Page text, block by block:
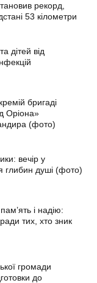
рекорд,
53 кілометри
дітей від
бригаді
Оріона»
(фото)
вечір у
глибин душі (фото)
і надію:
тих, хто зник
громади
до